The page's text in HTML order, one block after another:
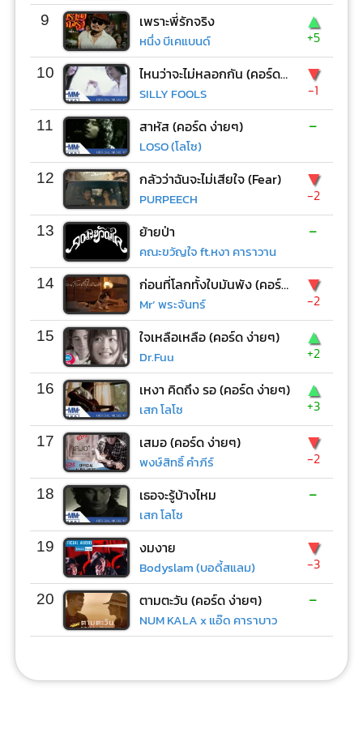
9 เพราะพี่รักจริง
หนึ่ง บีเคแบนด์
▲
+5
10 ไหนว่าจะไม่หลอกกัน (คอร์ด ง่ายๆ)
SILLY FOOLS
▼
-1
11 สาหัส (คอร์ด ง่ายๆ)
LOSO (โลโซ)
-
12 กลัวว่าฉันจะไม่เสียใจ (Fear)
PURPEECH
▼
-2
13 ย้ายป่า
คณะขวัญใจ ft.หงา คาราวาน
-
14 ก่อนที่โลกทั้งใบมันพัง (คอร์ด ง่ายๆ)
Mr’ พระจันทร์
▼
-2
15 ใจเหลือเหลือ (คอร์ด ง่ายๆ)
Dr.Fuu
▲
+2
16 เหงา คิดถึง รอ (คอร์ด ง่ายๆ)
เสก โลโซ
▲
+3
17 เสมอ (คอร์ด ง่ายๆ)
พงษ์สิทธิ์ คำภีร์
▼
-2
18 เธอจะรู้บ้างไหม
เสก โลโซ
-
19 งมงาย
Bodyslam (บอดี้สแลม)
▼
-3
20 ตามตะวัน (คอร์ด ง่ายๆ)
NUM KALA x แอ๊ด คาราบาว
-